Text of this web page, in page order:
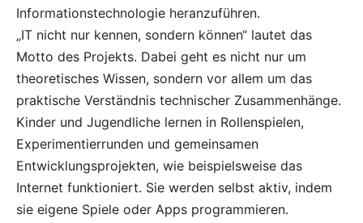
Informationstechnologie heranzuführen.
„IT nicht nur kennen, sondern können“ lautet das
Motto des Projekts. Dabei geht es nicht nur um
theoretisches Wissen, sondern vor allem um das
praktische Verständnis technischer Zusammenhänge.
Kinder und Jugendliche lernen in Rollenspielen,
Experimentierrunden und gemeinsamen
Entwicklungsprojekten, wie beispielsweise das
Internet funktioniert. Sie werden selbst aktiv, indem
sie eigene Spiele oder Apps programmieren.